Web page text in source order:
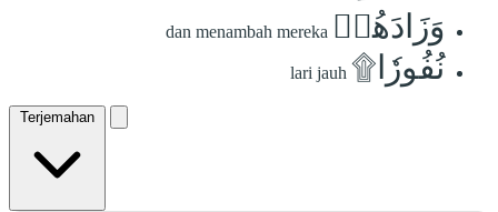
وَزَادَهُمۡ dan menambah mereka
نُفُورٗا۩ lari jauh
Terjemahan